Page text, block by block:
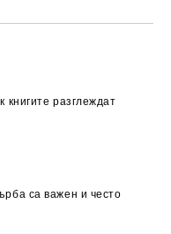
разглеждат
са важен и често